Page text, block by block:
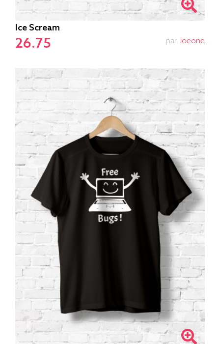
Ice Scream
26.75 par Joeone